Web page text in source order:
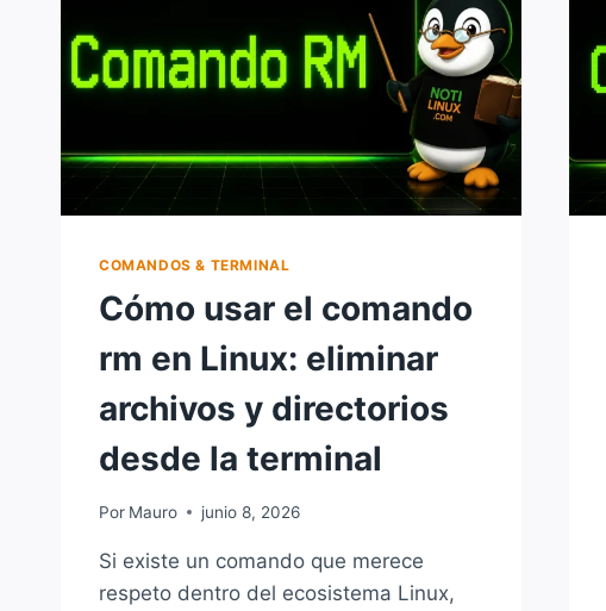
ARCHIVOS
DESDE
COMANDOS & TERMINAL
Cómo usar el comando
rm en Linux: eliminar
archivos y directorios
desde la terminal
Por Mauro junio 8, 2026
Si existe un comando que merece
respeto dentro del ecosistema Linux,